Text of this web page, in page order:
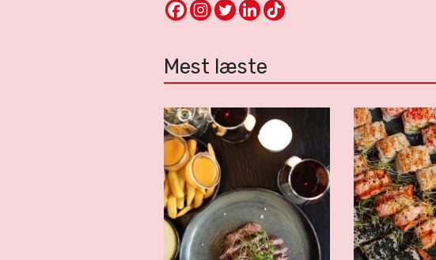
Mest læste